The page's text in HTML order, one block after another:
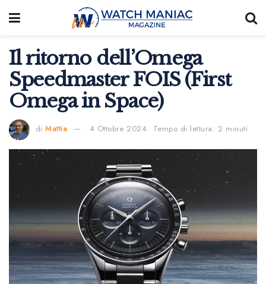
Il ritorno dell’Omega
Speedmaster FOIS (First
Omega in Space)
di Mattia 4 Ottobre 2024 Tempo di lettura: 2 minuti